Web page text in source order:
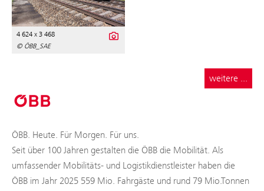
4 624 x 3 468
© ÖBB_SAE
weitere ...
ÖBB. Heute. Für Morgen. Für uns.
Seit über 100 Jahren gestalten die ÖBB die Mobilität. Als
umfassender Mobilitäts- und Logistikdienstleister haben die
ÖBB im Jahr 2025 559 Mio. Fahrgäste und rund 79 Mio.Tonnen